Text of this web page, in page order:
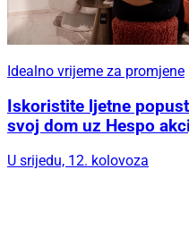
Idealno vrijeme za promjene
Iskoristite ljetne
svoj dom uz Hespo
U srijedu, 12. kolovoza